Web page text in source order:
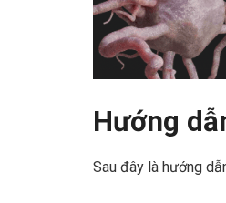
Hướng
Sau đây là hướng